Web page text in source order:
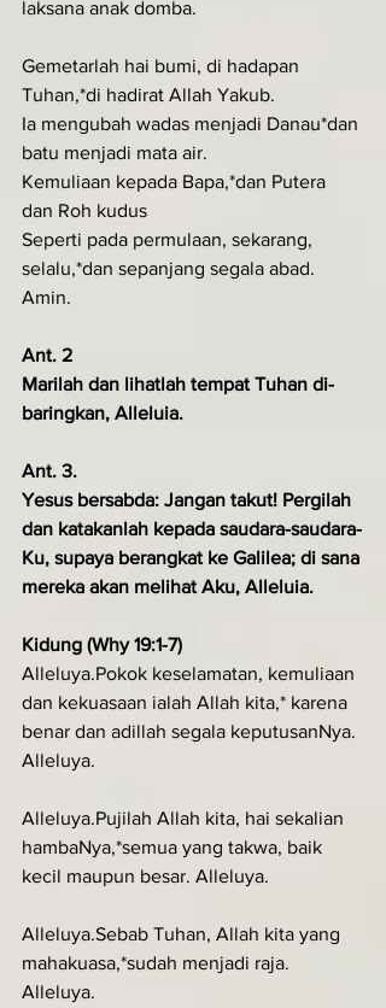
laksana anak domba.
Gemetarlah hai bumi, di hadapan
Tuhan,*di hadirat Allah Yakub.
Ia mengubah wadas menjadi Danau*dan
batu menjadi mata air.
Kemuliaan kepada Bapa,*dan Putera
dan Roh kudus
Seperti pada permulaan, sekarang,
selalu,*dan sepanjang segala abad.
Amin.
Ant. 2
Marilah dan lihatlah tempat Tuhan di­
baring­kan, Alleluia.
Ant. 3.
Yesus bersabda: Jangan takut! Pergi­lah
dan katakanlah kepada saudara-saudara­-
Ku, supaya berangkat ke Galilea; di sana
mereka akan melihat Aku, Alleluia.
Kidung (Why 19:1-7)
Alleluya.Pokok keselamatan, kemuliaan
dan kekuasaan ialah Allah kita,* karena
benar dan adillah segala keputusanNya.
Alleluya.
Alleluya.Pujilah Allah kita, hai sekalian
hambaNya,*semua yang takwa, baik
kecil maupun besar. Alleluya.
Alleluya.Sebab Tuhan, Allah kita yang
mahakuasa,*sudah menjadi raja.
Alleluya.